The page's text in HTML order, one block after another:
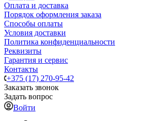
Оплата и доставка
Порядок оформления заказа
Способы оплаты
Условия доставки
Политика конфиденциальности
Реквизиты
Гарантия и сервис
Контакты
+375 (17) 270-95-42
Заказать звонок
Задать вопрос
Войти